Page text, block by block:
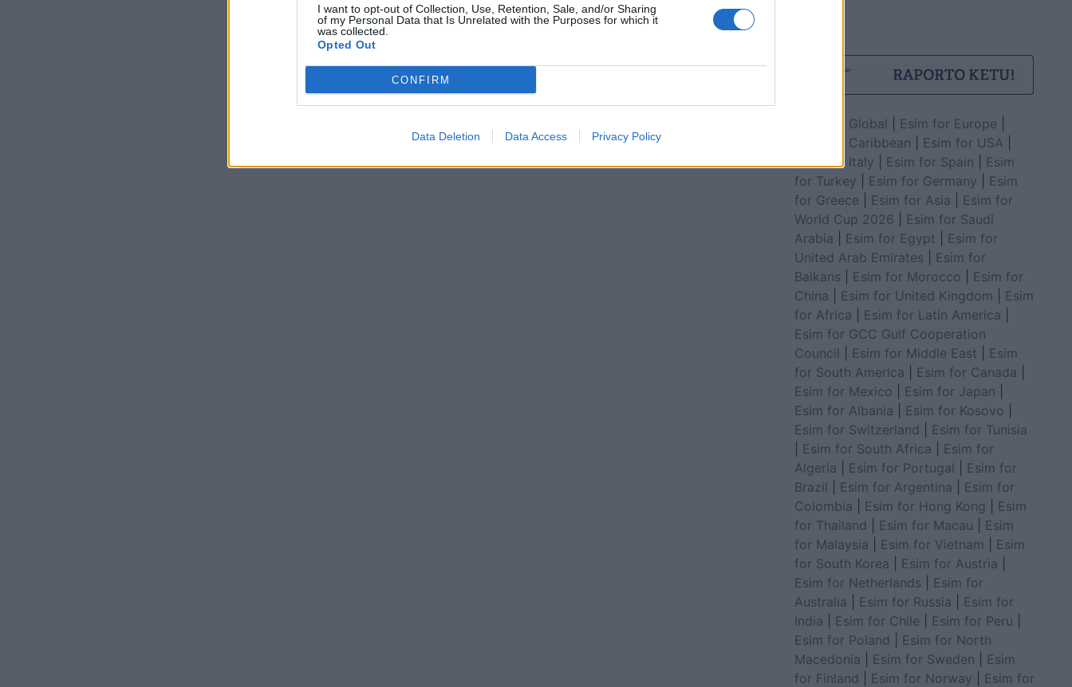
I want to opt-out of Collection, Use, Retention, Sale, and/or Sharing
of my Personal Data that Is Unrelated with the Purposes for which it
was collected.
Opted Out
CONFIRM
Data Deletion Data Access Privacy Policy
Esim for Global Esim for Europe
Esim for Caribbean
Esim for USA
Esim for Italy
Esim for Spain
Esim
for Turkey
Esim for Germany
Esim
for Greece
Esim for Asia
Esim for
World Cup 2026
Esim for Saudi
Arabia
Esim for Egypt
Esim for
United Arab Emirates
Esim for
Balkans
Esim for Morocco
Esim for
China
Esim for United Kingdom
Esim
for Africa
Esim for Latin America
Esim for GCC Gulf Cooperation
Council
Esim for Middle East
Esim
for South America
Esim for Canada
Esim for Mexico
Esim for Japan
Esim for Albania
Esim for Kosovo
Esim for Switzerland
Esim for Tunisia
Esim for South Africa
Esim for
Algeria
Esim for Portugal
Esim for
Brazil
Esim for Argentina
Esim for
Colombia
Esim for Hong Kong
Esim
for Thailand
Esim for Macau
Esim
for Malaysia
Esim for Vietnam
Esim
for South Korea
Esim for Austria
Esim for Netherlands
Esim for
Australia
Esim for Russia
Esim for
India
Esim for Chile Esim for Peru
Esim for Poland
Esim for North
Macedonia
Esim for Sweden
Esim
for Finland
Esim for Norway
Esim for